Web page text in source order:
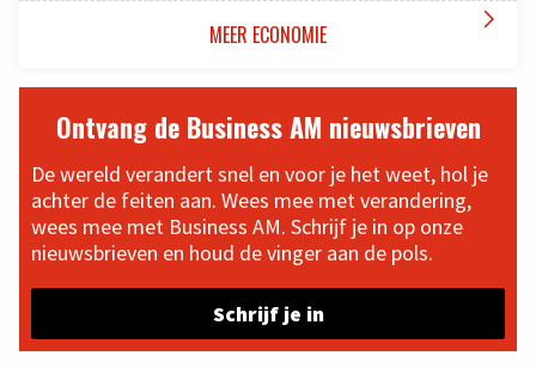
MEER ECONOMIE 
Ontvang de Business AM nieuwsbrieven
De wereld verandert snel en voor je het weet, hol je
achter de feiten aan. Wees mee met verandering,
wees mee met Business AM. Schrijf je in op onze
nieuwsbrieven en houd de vinger aan de pols.
Schrijf je in